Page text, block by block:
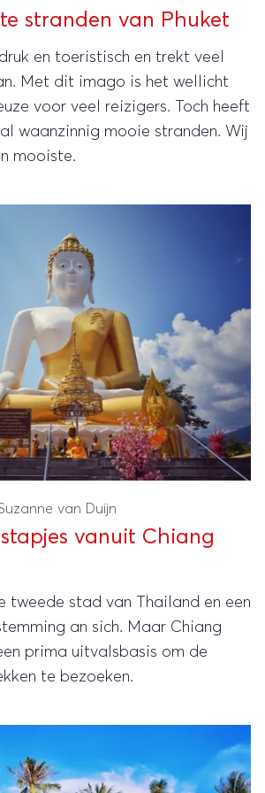
stranden van Phuket
en toeristisch en trekt veel
Met dit imago is het wellicht
voor veel reizigers. Toch heeft
waanzinnig mooie stranden. Wij
mooiste.
van Duijn
vanuit Chiang
tweede stad van Thailand en een
an sich. Maar Chiang
prima uitvalsbasis om de
te bezoeken.